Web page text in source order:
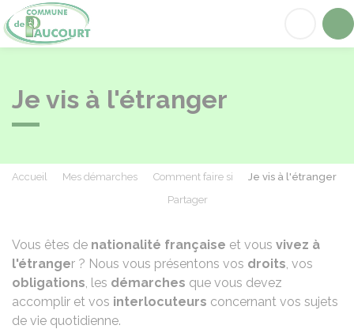
Je vis à l'étranger
Accueil Mes démarches Comment faire si
Je vis à l'étranger
Partager
Vous êtes de nationalité française et vous vivez à
l'étranger ? Nous vous présentons vos droits, vos
obligations, les démarches que vous devez
accomplir et vos interlocuteurs concernant vos sujets
de vie quotidienne.